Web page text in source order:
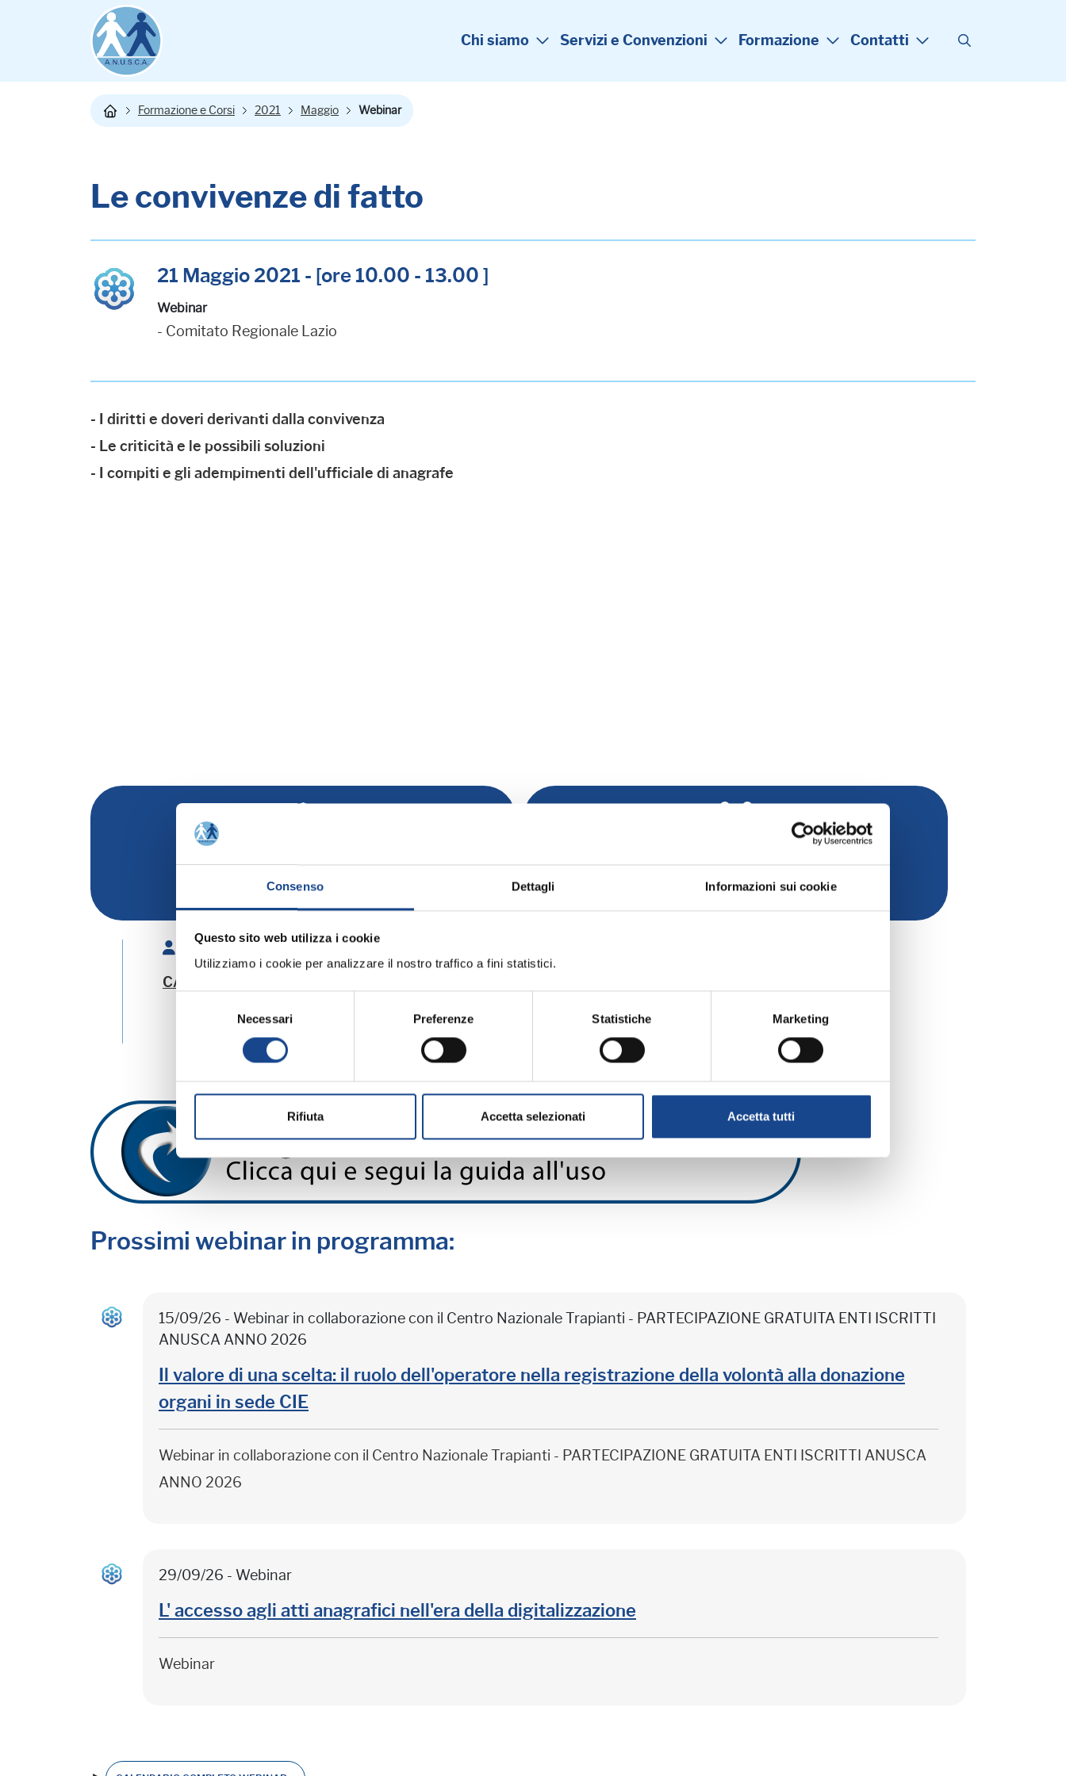
Consenso Dettagli Informazioni sui cookie
Questo sito web utilizza i cookie
Utilizziamo i cookie per analizzare il nostro traffico a fini statistici.
Necessari Preferenze Statistiche Marketing
Rifiuta Accetta selezionati Accetta tutti
Chi siamo Servizi e Convenzioni Formazione Contatti
Formazione e Corsi 2021 Maggio Webinar
Le convivenze di fatto
21 Maggio 2021 - [ore 10.00 - 13.00 ]
Webinar
- Comitato Regionale Lazio
- I diritti e doveri derivanti dalla convivenza
- Le criticità e le possibili soluzioni
- I compiti e gli adempimenti dell'ufficiale di anagrafe
Relatore:
CAPEZZALI Lorella
Prossimi webinar in programma:
15/09/26 - Webinar in collaborazione con il Centro Nazionale Trapianti - PARTECIPAZIONE GRATUITA ENTI ISCRITTI
ANUSCA ANNO 2026
Il valore di una scelta: il ruolo dell'operatore nella registrazione della volontà alla donazione
organi in sede CIE
Webinar in collaborazione con il Centro Nazionale Trapianti - PARTECIPAZIONE GRATUITA ENTI ISCRITTI ANUSCA
ANNO 2026
29/09/26 - Webinar
L' accesso agli atti anagrafici nell'era della digitalizzazione
Webinar